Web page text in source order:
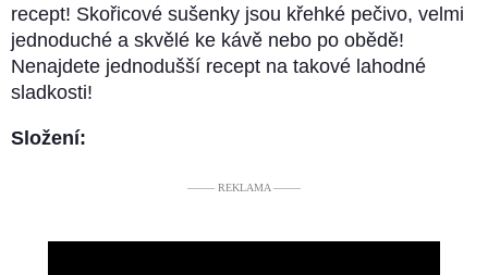
recept! Skořicové sušenky jsou křehké pečivo, velmi
jednoduché a skvělé ke kávě nebo po obědě!
Nenajdete jednodušší recept na takové lahodné
sladkosti!
Složení:
––––– REKLAMA –––––